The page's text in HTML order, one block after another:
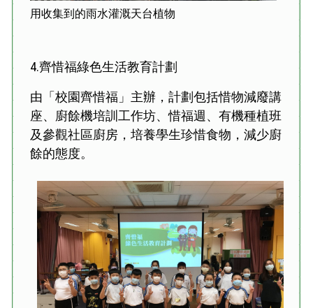
用收集到的雨水灌溉天台植物
4.齊惜福綠色生活教育計劃
由「校園齊惜福」主辦，計劃包括惜物減廢講
座、廚餘機培訓工作坊、惜福週、有機種植班
及參觀社區廚房，培養學生珍惜食物，減少廚
餘的態度。